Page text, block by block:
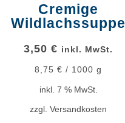
Cremige
Wildlachssuppe
3,50€ inkl. MwSt.
8,75€ / 1000 g
inkl. 7 % MwSt.
zzgl.Versandkosten